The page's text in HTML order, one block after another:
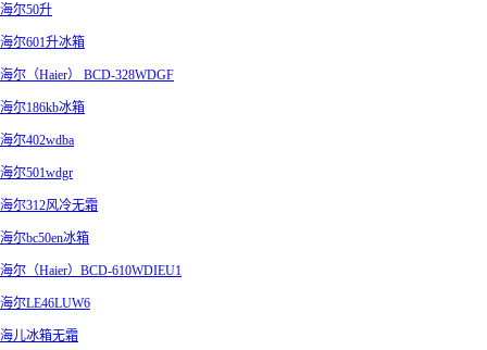
海尔50升
海尔601升冰箱
海尔（Haier） BCD-328WDGF
海尔186kb冰箱
海尔402wdba
海尔501wdgr
海尔312风冷无霜
海尔bc50en冰箱
海尔（Haier）BCD-610WDIEU1
海尔LE46LUW6
海儿冰箱无霜